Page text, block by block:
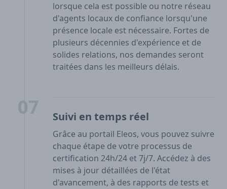
lorsque cela est possible ou notre réseau
d'agents locaux de confiance lorsqu'une
présence locale est nécessaire. Fortes de
plusieurs décennies d'expérience et de
solides relations, nos demandes seront
traitées dans les meilleurs délais.
Suivi en temps réel
Grâce au portail Eleos, vous pouvez suivre
chaque étape de votre processus de
certification 24h/24 et 7j/7. Accédez à des
mises à jour détaillées de l'état
d'avancement, à des rapports de tests et